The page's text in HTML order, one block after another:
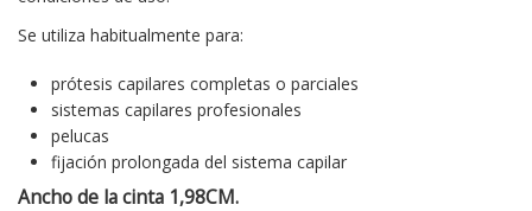
Se utiliza habitualmente para:
prótesis capilares completas o parciales
sistemas capilares profesionales
pelucas
fijación prolongada del sistema capilar
Ancho de la cinta 1,98CM.